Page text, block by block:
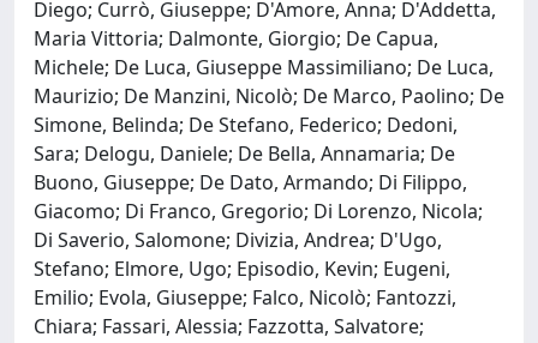
Diego; Currò, Giuseppe; D'Amore, Anna; D'Addetta,
Maria Vittoria; Dalmonte, Giorgio; De Capua,
Michele; De Luca, Giuseppe Massimiliano; De Luca,
Maurizio; De Manzini, Nicolò; De Marco, Paolino; De
Simone, Belinda; De Stefano, Federico; Dedoni,
Sara; Delogu, Daniele; De Bella, Annamaria; De
Buono, Giuseppe; De Dato, Armando; Di Filippo,
Giacomo; Di Franco, Gregorio; Di Lorenzo, Nicola;
Di Saverio, Salomone; Divizia, Andrea; D'Ugo,
Stefano; Elmore, Ugo; Episodio, Kevin; Eugeni,
Emilio; Evola, Giuseppe; Falco, Nicolò; Fantozzi,
Chiara; Fassari, Alessia; Fazzotta, Salvatore;